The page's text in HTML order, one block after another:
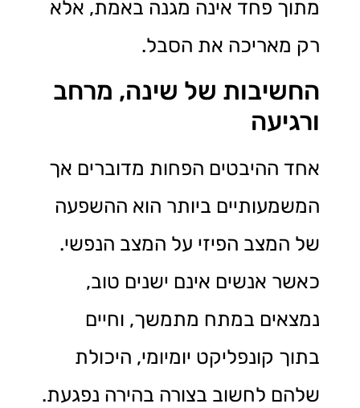
מתוך פחד אינה מגנה באמת, אלא
רק מאריכה את הסבל.
החשיבות של שינה, מרחב
ורגיעה
אחד ההיבטים הפחות מדוברים אך
המשמעותיים ביותר הוא ההשפעה
של המצב הפיזי על המצב הנפשי.
כאשר אנשים אינם ישנים טוב,
נמצאים במתח מתמשך, וחיים
בתוך קונפליקט יומיומי, היכולת
שלהם לחשוב בצורה בהירה נפגעת.